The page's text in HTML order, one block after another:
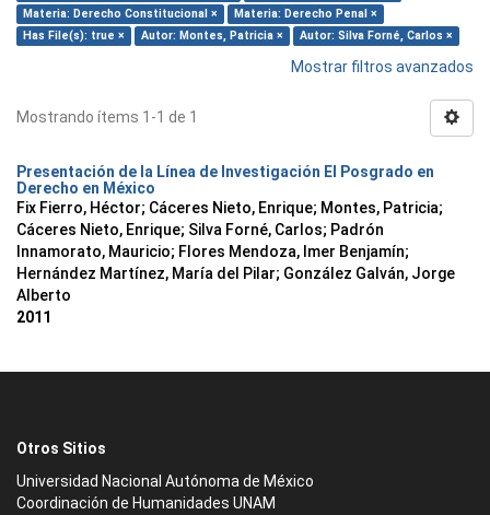
Materia: Derecho Constitucional ×
Materia: Derecho Penal ×
Has File(s): true ×
Autor: Montes, Patricia × Autor: Silva Forné, Carlos ×
Mostrar filtros avanzados
Mostrando ítems 1-1 de 1
Presentación de la Línea de Investigación El Posgrado en
Derecho en México
Fix Fierro, Héctor; Cáceres Nieto, Enrique; Montes, Patricia;
Cáceres Nieto, Enrique; Silva Forné, Carlos; Padrón
Innamorato, Mauricio; Flores Mendoza, Imer Benjamín;
Hernández Martínez, María del Pilar; González Galván, Jorge
Alberto
2011
Otros Sitios
Universidad Nacional Autónoma de México
Coordinación de Humanidades UNAM